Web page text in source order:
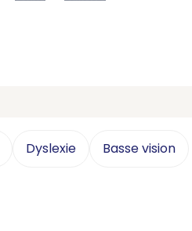
Dyslexie Basse vision